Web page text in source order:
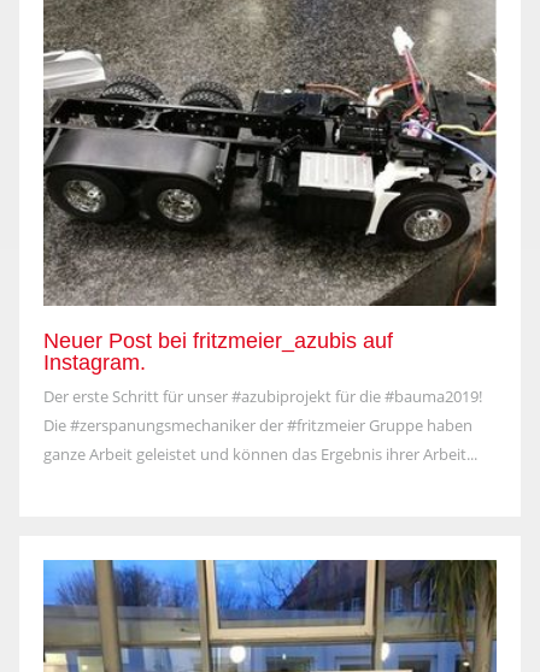
Neuer Post bei fritzmeier_azubis auf
Instagram.
Der erste Schritt für unser #azubiprojekt für die #bauma2019!
Die #zerspanungsmechaniker der #fritzmeier Gruppe haben
ganze Arbeit geleistet und können das Ergebnis ihrer Arbeit...